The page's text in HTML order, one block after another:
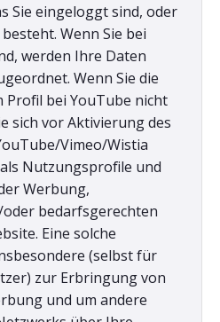
Sie eingeloggt sind, oder
Wenn Sie bei
werden Ihre Daten
Wenn Sie die
bei YouTube nicht
sich vor Aktivierung des
Vimeo/Wistia
Nutzungsprofile und
Werbung,
bedarfsgerechten
Eine solche
(selbst für
zur Erbringung von
und um andere